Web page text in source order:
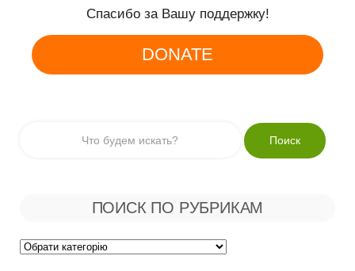
Спасибо за Вашу поддержку!
DONATE
ПОИСК ПО РУБРИКАМ
Поиск